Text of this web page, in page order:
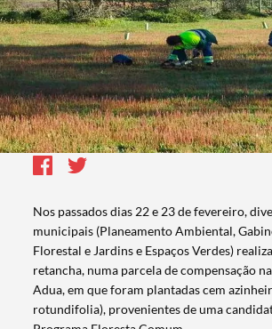
Nos passados dias 22 e 23 de fevereiro,
municipais (Planeamento Ambiental,
Florestal e Jardins e Espaços Verdes)
retancha, numa parcela de compensação
Adua, em que foram plantadas cem
rotundifolia), provenientes de uma